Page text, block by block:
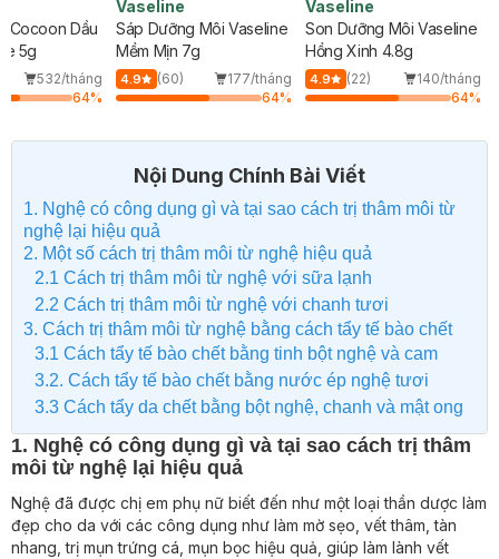
Cocoon Dầu
5g
532/tháng
64%
Vaseline
Sáp Dưỡng Môi Vaseline
Mềm Mịn 7g
4.9 (60)
177/tháng
64%
Vaseline
Son Dưỡng Môi Vaseline
Hồng Xinh 4.8g
4.9 (22)
140/tháng
64%
Nội Dung Chính Bài Viết
1. Nghệ có công dụng gì và tại sao cách trị thâm môi từ
nghệ lại hiệu quả
2. Một số cách trị thâm môi từ nghệ hiệu quả
2.1 Cách trị thâm môi từ nghệ với sữa lạnh
2.2 Cách trị thâm môi từ nghệ với chanh tươi
3. Cách trị thâm môi từ nghệ bằng cách tẩy tế bào chết
3.1 Cách tẩy tế bào chết bằng tinh bột nghệ và cam
3.2. Cách tẩy tế bào chết bằng nước ép nghệ tươi
3.3 Cách tẩy da chết bằng bột nghệ, chanh và mật ong
1. Nghệ có công dụng gì và tại sao cách trị thâm
môi từ nghệ lại hiệu quả
Nghệ đã được chị em phụ nữ biết đến như một loại thần dược làm
đẹp cho da với các công dụng như làm mờ sẹo, vết thâm, tàn
nhang, trị mụn trứng cá, mụn bọc hiệu quả, giúp làm lành vết